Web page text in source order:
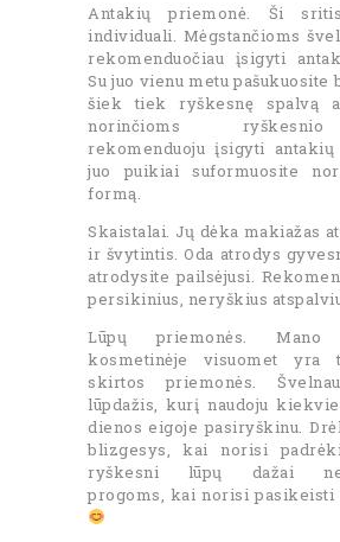
Antakių priemonė. Ši
individuali. Mėgstančioms
rekomenduočiau įsigyti
Su juo vienu metu pašukuosite
šiek tiek ryškesnę spalvą
norinčioms
rekomenduoju įsigyti antakių
juo puikiai suformuosite
formą.
Skaistalai. Jų dėka makiažas
ir švytintis. Oda atrodys
atrodysite pailsėjusi.
persikinius, neryškius
Lūpų priemonės. Mano
kosmetinėje visuomet yra
skirtos priemonės.
lūpdažis, kurį naudoju
dienos eigoje pasiryškinu.
blizgesys, kai norisi
ryškesni lūpų dažai
progoms, kai norisi